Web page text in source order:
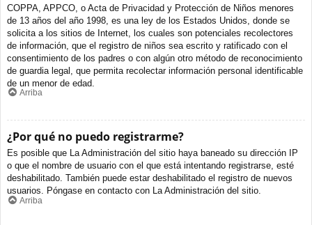
COPPA, APPCO, o Acta de Privacidad y Protección de Niños menores
de 13 años del año 1998, es una ley de los Estados Unidos, donde se
solicita a los sitios de Internet, los cuales son potenciales recolectores
de información, que el registro de niños sea escrito y ratificado con el
consentimiento de los padres o con algún otro método de reconocimiento
de guardia legal, que permita recolectar información personal identificable
de un menor de edad.
Arriba
¿Por qué no puedo registrarme?
Es posible que La Administración del sitio haya baneado su dirección IP
o que el nombre de usuario con el que está intentando registrarse, esté
deshabilitado. También puede estar deshabilitado el registro de nuevos
usuarios. Póngase en contacto con La Administración del sitio.
Arriba